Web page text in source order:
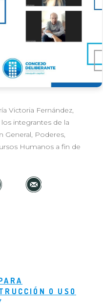
Victoria Fernández,
integrantes de la
General, Poderes,
Humanos a fin de
O USO